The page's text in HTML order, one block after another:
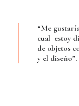
“Me
cual estoy
de objetos
y el diseño”.